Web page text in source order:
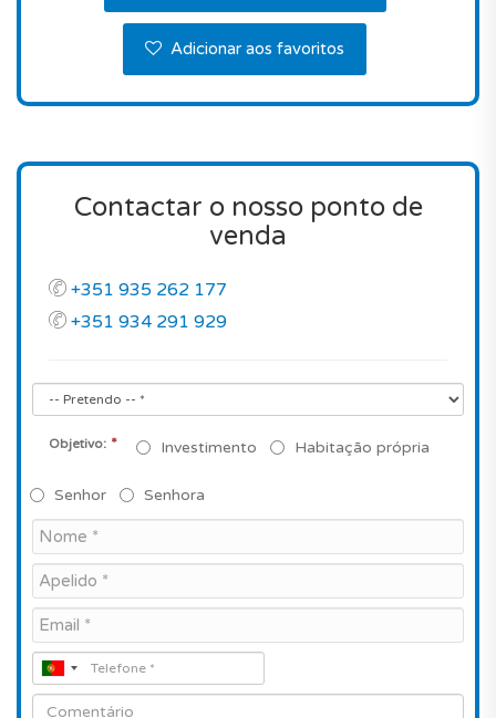
Adicionar aos favoritos
Contactar o nosso ponto de
venda
+351 935 262 177
+351 934 291 929
Objetivo: * Investimento Habitação própria
Senhor Senhora